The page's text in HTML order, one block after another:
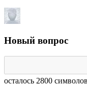
Новый вопрос
осталось 2800 символов